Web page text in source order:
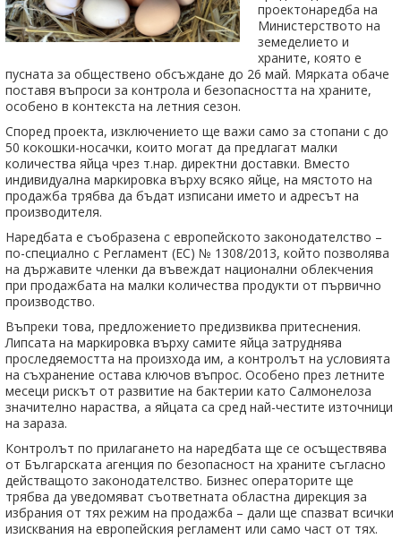
проектонаредба на
Министерството на
земеделието и
храните, която е
пусната за обществено обсъждане до 26 май. Мярката обаче
поставя въпроси за контрола и безопасността на храните,
особено в контекста на летния сезон.
Според проекта, изключението ще важи само за стопани с до
50 кокошки-носачки, които могат да предлагат малки
количества яйца чрез т.нар. директни доставки. Вместо
индивидуална маркировка върху всяко яйце, на мястото на
продажба трябва да бъдат изписани името и адресът на
производителя.
Наредбата е съобразена с европейското законодателство –
по-специално с Регламент (ЕС) № 1308/2013, който позволява
на държавите членки да въвеждат национални облекчения
при продажбата на малки количества продукти от първично
производство.
Въпреки това, предложението предизвиква притеснения.
Липсата на маркировка върху самите яйца затруднява
проследяемостта на произхода им, а контролът на условията
на съхранение остава ключов въпрос. Особено през летните
месеци рискът от развитие на бактерии като Салмонелоза
значително нараства, а яйцата са сред най-честите източници
на зараза.
Контролът по прилагането на наредбата ще се осъществява
от Българската агенция по безопасност на храните съгласно
действащото законодателство. Бизнес операторите ще
трябва да уведомяват съответната областна дирекция за
избрания от тях режим на продажба – дали ще спазват всички
изисквания на европейския регламент или само част от тях.